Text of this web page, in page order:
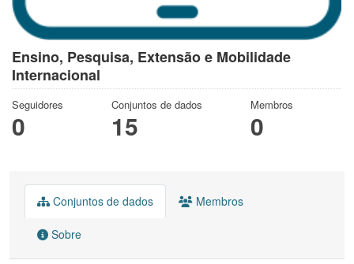
Ensino, Pesquisa, Extensão e Mobilidade
Internacional
Seguidores
0
Conjuntos de dados
15
Membros
0
Conjuntos de dados Membros
Sobre